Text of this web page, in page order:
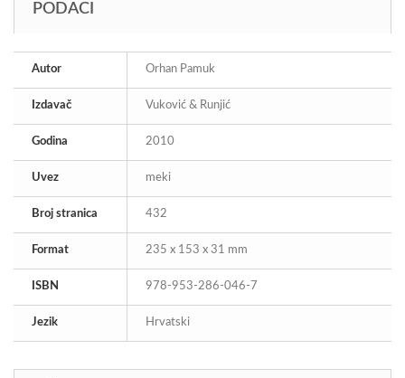
PODACI
Autor Orhan Pamuk
Izdavač Vuković & Runjić
Godina 2010
Uvez meki
Broj stranica 432
Format 235 x 153 x 31 mm
ISBN 978-953-286-046-7
Jezik Hrvatski